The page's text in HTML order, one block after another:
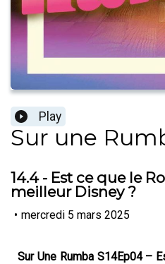
Play
Sur une
14.4 - Est ce que le
meilleur Disney ?
• mercredi 5 mars 2025
Sur Une Rumba S14Ep04 –